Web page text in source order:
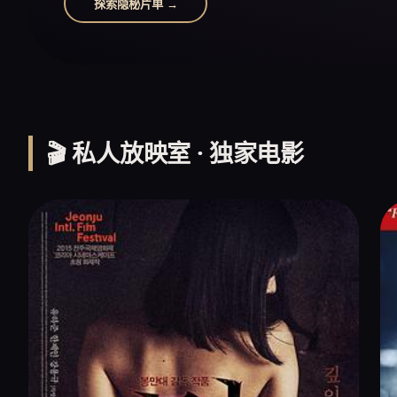
探索隐秘片单 →
🎬 私人放映室 · 独家电影